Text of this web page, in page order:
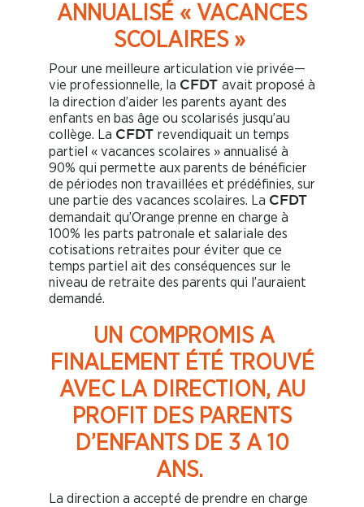
ANNUALISÉ « VACANCES
SCOLAIRES »
Pour une meilleure articulation vie privée—
vie professionnelle, la CFDT avait proposé à
la direction d’aider les parents ayant des
enfants en bas âge ou scolarisés jusqu’au
collège. La CFDT revendiquait un temps
partiel « vacances scolaires » annualisé à
90% qui permette aux parents de bénéficier
de périodes non travaillées et prédéfinies, sur
une partie des vacances scolaires. La CFDT
demandait qu’Orange prenne en charge à
100% les parts patronale et salariale des
cotisations retraites pour éviter que ce
temps partiel ait des conséquences sur le
niveau de retraite des parents qui l’auraient
demandé.
UN COMPROMIS A
FINALEMENT ÉTÉ TROUVÉ
AVEC LA DIRECTION, AU
PROFIT DES PARENTS
D’ENFANTS DE 3 A 10
ANS.
La direction a accepté de prendre en charge